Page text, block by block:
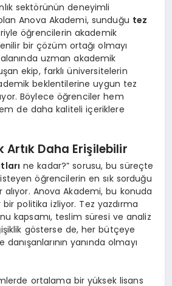
sektörünün deneyimli
Anova Akademi, sunduğu tez
öğrencilerin akademik
bir çözüm ortağı olmayı
uzman akademik
ekip, farklı üniversitelerin
beklentilerine uygun tez
Böylece öğrenciler hem
de daha kaliteli içeriklere
Artık Daha Erişilebilir
ne kadar?” sorusu, bu süreçte
öğrencilerin en sık sorduğu
alıyor. Anova Akademi, bu konuda
politika izliyor. Tez yazdırma
kapsamı, teslim süresi ve analiz
gösterse de, her bütçeye
yanında olmayı
ortalama bir yüksek lisans